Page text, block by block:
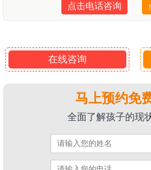
点击电话咨询
在线咨询
马上预约免
全面了解孩子的现